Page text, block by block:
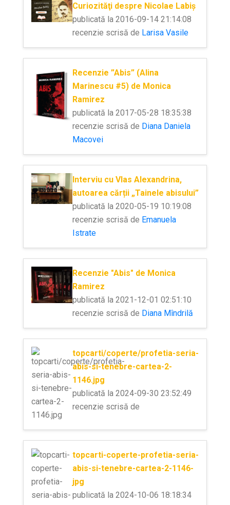
Curiozităţi despre Nicolae Labiş
publicată la 2016-09-14 21:14:08
recenzie scrisă de Larisa Vasile
Recenzie ”Abis” (Alina
Marinescu #5) de Monica
Ramirez
publicată la 2017-05-28 18:35:38
recenzie scrisă de Diana Daniela
Macovei
Interviu cu Vlas Alexandrina,
autoarea cărții „Tainele abisului”
publicată la 2020-05-19 10:19:08
recenzie scrisă de Emanuela
Istrate
Recenzie "Abis" de Monica
Ramirez
publicată la 2021-12-01 02:51:10
recenzie scrisă de Diana Mîndrilă
topcarti/coperte/profetia-seria-
abis-si-tenebre-cartea-2-
1146.jpg
publicată la 2024-09-30 23:52:49
recenzie scrisă de
topcarti-coperte-profetia-seria-
abis-si-tenebre-cartea-2-1146-
jpg
publicată la 2024-10-06 18:18:34